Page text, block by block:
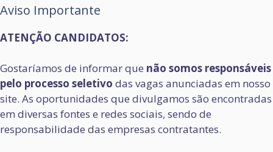
Aviso Importante
ATENÇÃO CANDIDATOS:
Gostaríamos de informar que não somos responsáveis
pelo processo seletivo das vagas anunciadas em nosso
site. As oportunidades que divulgamos são encontradas
em diversas fontes e redes sociais, sendo de
responsabilidade das empresas contratantes.